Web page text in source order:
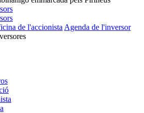
de l'accionista Agenda de l'inversor